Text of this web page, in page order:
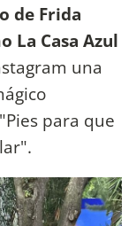
de Frida
La Casa Azul
una
para que